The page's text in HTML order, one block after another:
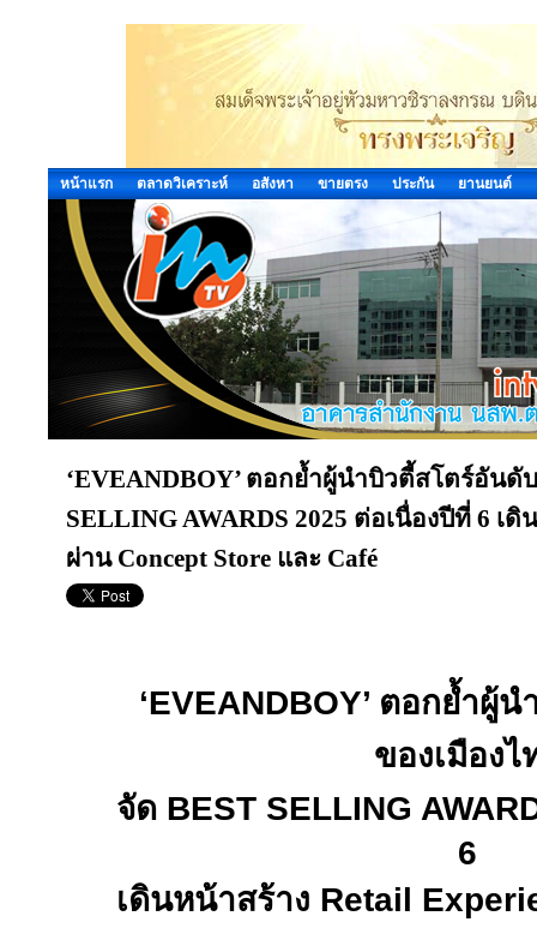
หน้าแรก ตลาดวิเคราะห์ อสังหา ขายตรง ประกัน ยานยนต์
‘EVEANDBOY’ ตอกย้ำผู้นำบิวตี้สโตร์อันดั
SELLING AWARDS 2025 ต่อเนื่องปีที่ 6 เดิ
ผ่าน Concept Store และ Café
‘EVEANDBOY’ ตอกย้ำผู้น
ของเมืองไ
จัด BEST SELLING
6
เดินหน้าสร้าง Retail